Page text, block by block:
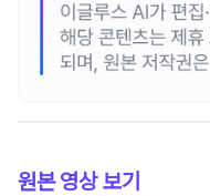
원본 영상 보기